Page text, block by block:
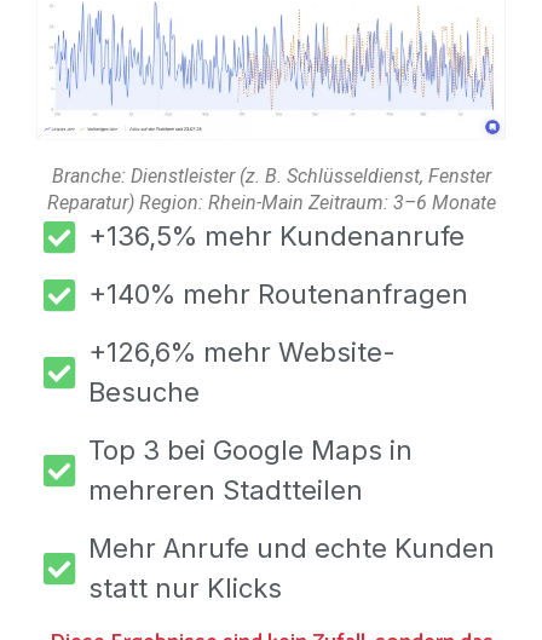
Branche: Dienstleister (z. B. Schlüsseldienst, Fenster
Reparatur) Region: Rhein-Main Zeitraum: 3–6 Monate
+136,5% mehr Kundenanrufe
+140% mehr Routenanfragen
+126,6% mehr Website-
Besuche
Top 3 bei Google Maps in
mehreren Stadtteilen
Mehr Anrufe und echte Kunden
statt nur Klicks